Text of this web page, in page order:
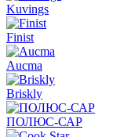
Kuvings
Finist
Aucma
Briskly
ПОЛЮС-САР